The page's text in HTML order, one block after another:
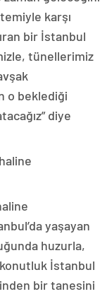
karşı
bir İstanbul
tünellerimiz
o beklediği
diye
yaşayan
huzurla,
İstanbul
bir tanesini